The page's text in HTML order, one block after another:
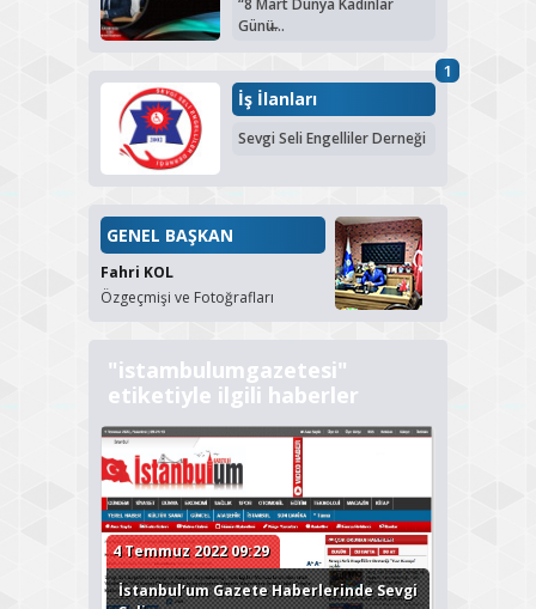
“8 Mart Dünya Kadınlar
Günü̶...
1
İş İlanları
Sevgi Seli Engelliler Derneği
GENEL BAŞKAN
Fahri KOL
Özgeçmişi ve Fotoğrafları
"istambulumgazetesi"
etiketiyle ilgili haberler
4 Temmuz 2022 09:29
İstanbul’um Gazete Haberlerinde Sevgi